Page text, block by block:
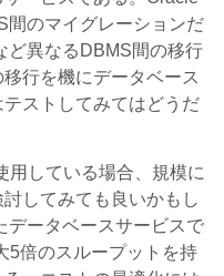
間のマイグレーションだ
ど異なるDBMS間の移行
行を機にデータベース
ストしてみてはどうだ
している場合、規模に
してみても良いかもし
データベースサービスで
5倍のスループットを持